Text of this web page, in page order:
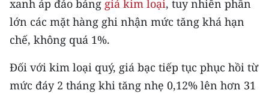
KIỂM CHỨNG THÔNG TIN
54 DÂN TỘC VIỆT NAM
xanh áp đảo bảng giá kim loại, tuy nhiên phần
lớn các mặt hàng ghi nhận mức tăng khá hạn
chế, không quá 1%.
Đối với kim loại quý, giá bạc tiếp tục phục hồi từ
mức đáy 2 tháng khi tăng nhẹ 0,12% lên hơn 31